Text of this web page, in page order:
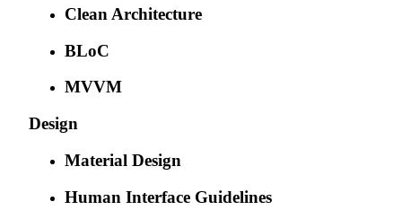
Clean Architecture
BLoC
MVVM
Design
Material Design
Human Interface Guidelines